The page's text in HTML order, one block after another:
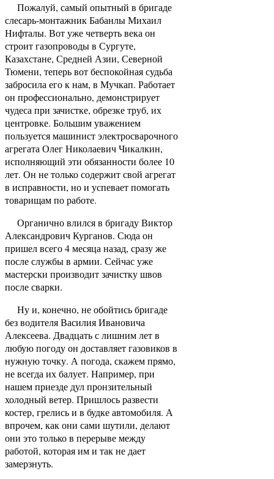
Пожалуй, самый опытный в бригаде
слесарь-монтажник Бабанлы Михаил
Нифталы. Вот уже четверть века он
строит газопроводы в Сургуте,
Казахстане, Средней Азии, Северной
Тюмени, теперь вот беспокойная судьба
забросила его к нам, в Мучкап. Работает
он профессионально, демонстрирует
чудеса при зачистке, обрезке труб, их
центровке. Большим уважением
пользуется машинист электросварочного
агрегата Олег Николаевич Чикалкин,
исполняющий эти обязанности более 10
лет. Он не только содержит свой агрегат
в исправности, но и успевает помогать
товарищам по работе.
Органично влился в бригаду Виктор
Александрович Курганов. Сюда он
пришел всего 4 месяца назад, сразу же
после службы в армии. Сейчас уже
мастерски производит зачистку швов
после сварки.
Ну и, конечно, не обойтись бригаде
без водителя Василия Ивановича
Алексеева. Двадцать с лишним лет в
любую погоду он доставляет газовиков в
нужную точку. А погода, скажем прямо,
не всегда их балует. Например, при
нашем приезде дул пронзительный
холодный ветер. Пришлось развести
костер, грелись и в будке автомобиля. А
впрочем, как они сами шутили, делают
они это только в перерыве между
работой, которая им и так не дает
замерзнуть.